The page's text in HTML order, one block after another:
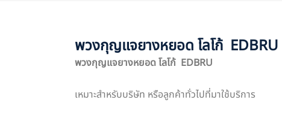
พวงกุญแจยางหยอด โลโก้ EDBRU
พวงกุญแจยางหยอด โลโก้ EDBRU
เหมาะสำหรับบริษัท หรือลูกค้าทั่วไปที่มาใช้บริการ